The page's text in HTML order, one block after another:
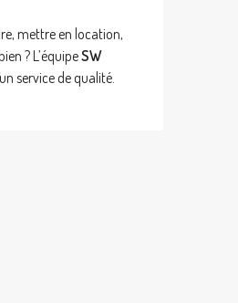
mettre en location,
? L’équipeSW
service de qualité.